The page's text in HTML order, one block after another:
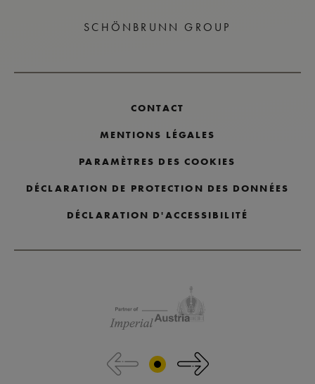
SCHÖNBRUNN GROUP
CONTACT
MENTIONS LÉGALES
PARAMÈTRES DES COOKIES
DÉCLARATION DE PROTECTION DES DONNÉES
DÉCLARATION D'ACCESSIBILITÉ